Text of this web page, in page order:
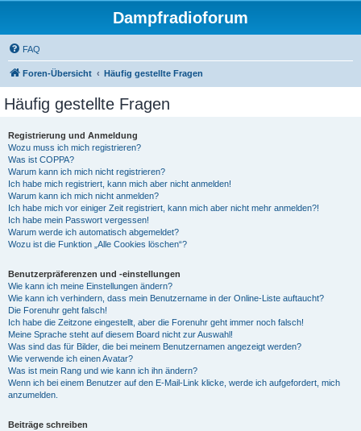
Dampfradioforum
FAQ
Foren-Übersicht Häufig gestellte Fragen
Häufig gestellte Fragen
Registrierung und Anmeldung
Wozu muss ich mich registrieren?
Was ist COPPA?
Warum kann ich mich nicht registrieren?
Ich habe mich registriert, kann mich aber nicht anmelden!
Warum kann ich mich nicht anmelden?
Ich habe mich vor einiger Zeit registriert, kann mich aber nicht mehr anmelden?!
Ich habe mein Passwort vergessen!
Warum werde ich automatisch abgemeldet?
Wozu ist die Funktion „Alle Cookies löschen“?
Benutzerpräferenzen und -einstellungen
Wie kann ich meine Einstellungen ändern?
Wie kann ich verhindern, dass mein Benutzername in der Online-Liste auftaucht?
Die Forenuhr geht falsch!
Ich habe die Zeitzone eingestellt, aber die Forenuhr geht immer noch falsch!
Meine Sprache steht auf diesem Board nicht zur Auswahl!
Was sind das für Bilder, die bei meinem Benutzernamen angezeigt werden?
Wie verwende ich einen Avatar?
Was ist mein Rang und wie kann ich ihn ändern?
Wenn ich bei einem Benutzer auf den E-Mail-Link klicke, werde ich aufgefordert, mich
anzumelden.
Beiträge schreiben